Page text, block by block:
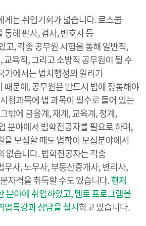
게는 취업기회가 넓습니다. 로스쿨
통해 판사, 검사, 변호사 등
고, 각종 공무원 시험을 통해 일반직,
교육직, 그리고 소방직 공무원이 될 수
가에서는 법치행정의 원리가
때문에, 공무원은 반드시 법에 정통해야
험과목에 법 과목이 필수로 들어 있는
밖에 금융계, 재계, 교육계, 정계,
분야에서 법학전공자를 필요로 하며,
을 모집할 때도 법학이 모집분야에서
없습니다. 법학전공자는 각종
무사, 노무사, 부동산중개사, 변리사,
자격을 취득할 수도 있습니다.현재
분야에 취업하였고, 멘토 프로그램을
업특강과 상담을 실시하고 있습니다.